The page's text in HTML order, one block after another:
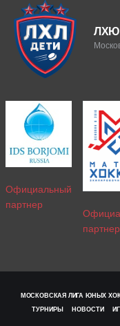
Официальный
партнер
партнер
МОСКОВСКАЯ ЛИГА ЮНЫХ
ТУРНИРЫ НОВОСТИ